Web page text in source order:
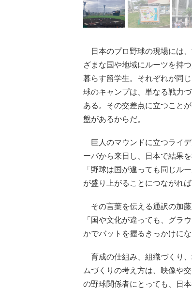
日本のプロ野球の現場には
ざまな国や地域にルーツを持
暮らす留学生。それぞれが同
球のキャンプは、単なる戦力
ある。その交差点に立つこと
盤があるからだ。
巨人のマウンドに立つライデ
ーバから来日し、日本で結果
「野球は国が違っても同じル
が盛り上がることにつながれ
その言葉を伝える通訳の加藤
「国や文化が違っても、グラ
かでバットを握るきっかけにな
育成の仕組み、組織づくり
ムづくりの考え方は、映像や
の野球関係者にとっても、日